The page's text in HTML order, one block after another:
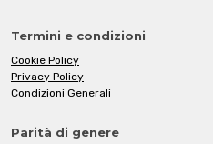
Termini e condizioni
Cookie Policy
Privacy Policy
Condizioni Generali
Parità di genere